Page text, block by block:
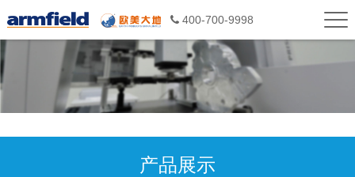
400-700-9998
产品展示